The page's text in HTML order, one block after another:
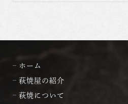
ホーム
萩焼屋の紹介
萩焼について